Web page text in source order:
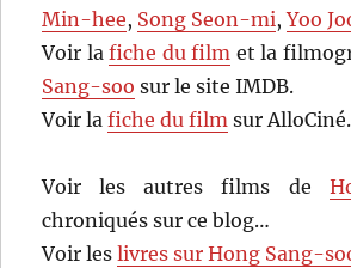
Min-hee, Song Seon-mi,Yoo
Voir lafiche du film et la
Sang-soo sur le site IMDB.
Voir lafiche du film sur AlloCiné.
Voir les autres films de
chroniqués sur ce blog…
Voir leslivres sur Hong Sang-